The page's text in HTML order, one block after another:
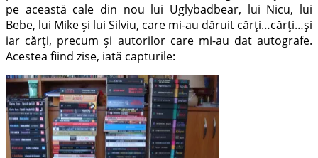
pe această cale din nou lui Uglybadbear, lui Nicu, lui
Bebe, lui Mike și lui Silviu, care mi-au dăruit cărți…cărți…și
iar cărți, precum și autorilor care mi-au dat autografe.
Acestea fiind zise, iată capturile: